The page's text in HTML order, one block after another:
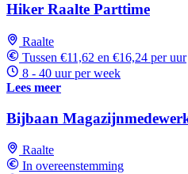
Hiker Raalte Parttime
Raalte
Tussen €11,62 en €16,24 per uur
8 - 40 uur per week
Lees meer
Bijbaan
Raalte
In overeenstemming